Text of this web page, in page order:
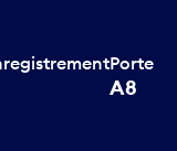
Porte
A8